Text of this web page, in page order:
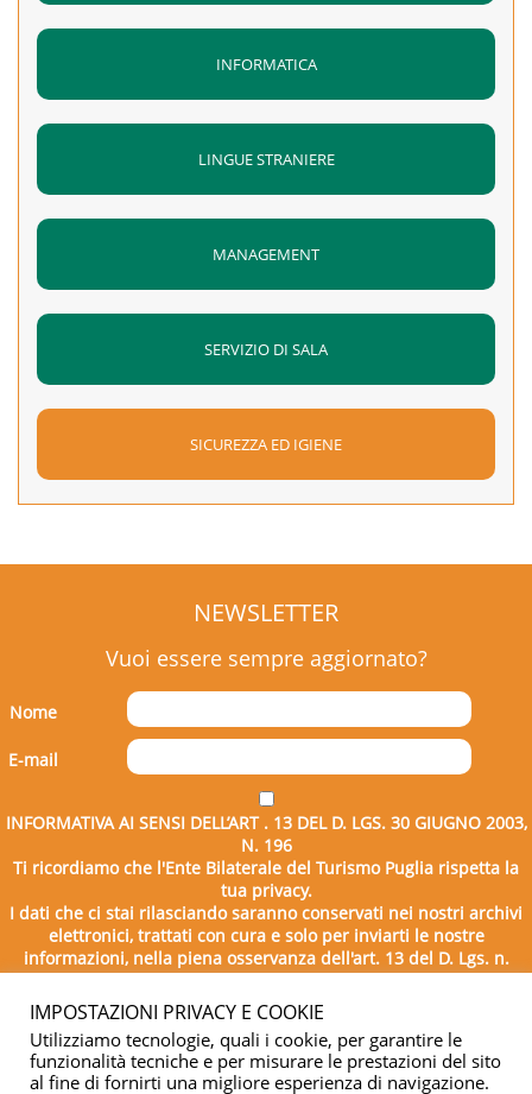
INFORMATICA
LINGUE STRANIERE
MANAGEMENT
SERVIZIO DI SALA
SICUREZZA ED IGIENE
NEWSLETTER
Vuoi essere sempre aggiornato?
Nome
E-mail
INFORMATIVA AI SENSI DELL’ART . 13 DEL D. LGS. 30 GIUGNO 2003,
N. 196
Ti ricordiamo che l'Ente Bilaterale del Turismo Puglia rispetta la
tua privacy.
I dati che ci stai rilasciando saranno conservati nei nostri archivi
elettronici, trattati con cura e solo per inviarti le nostre
informazioni, nella piena osservanza dell'art. 13 del D. Lgs. n.
196/2003.
IMPOSTAZIONI PRIVACY E COOKIE
Utilizziamo tecnologie, quali i cookie, per garantire le
funzionalità tecniche e per misurare le prestazioni del sito
al fine di fornirti una migliore esperienza di navigazione.